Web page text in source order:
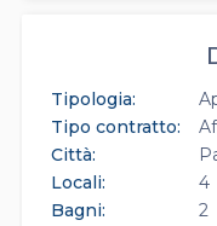
Tipologia:
Tipo contratto:
Città:
Locali:
4
Bagni:
2